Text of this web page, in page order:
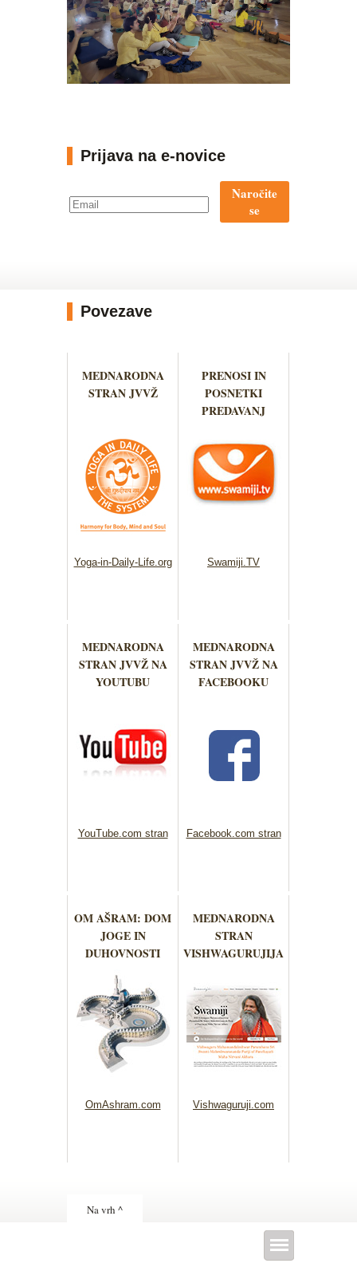
Prijava na e-novice
Naročite
se
Povezave
MEDNARODNA
STRAN JVVŽ
Yoga-in-Daily-Life.org
PRENOSI IN
POSNETKI
PREDAVANJ
Swamiji.TV
MEDNARODNA
STRAN JVVŽ NA
YOUTUBU
YouTube.com stran
MEDNARODNA
STRAN JVVŽ NA
FACEBOOKU
Facebook.com stran
OM AŠRAM: DOM
JOGE IN
DUHOVNOSTI
OmAshram.com
MEDNARODNA
STRAN
VISHWAGURUJIJA
Vishwaguruji.com
Na vrh ^